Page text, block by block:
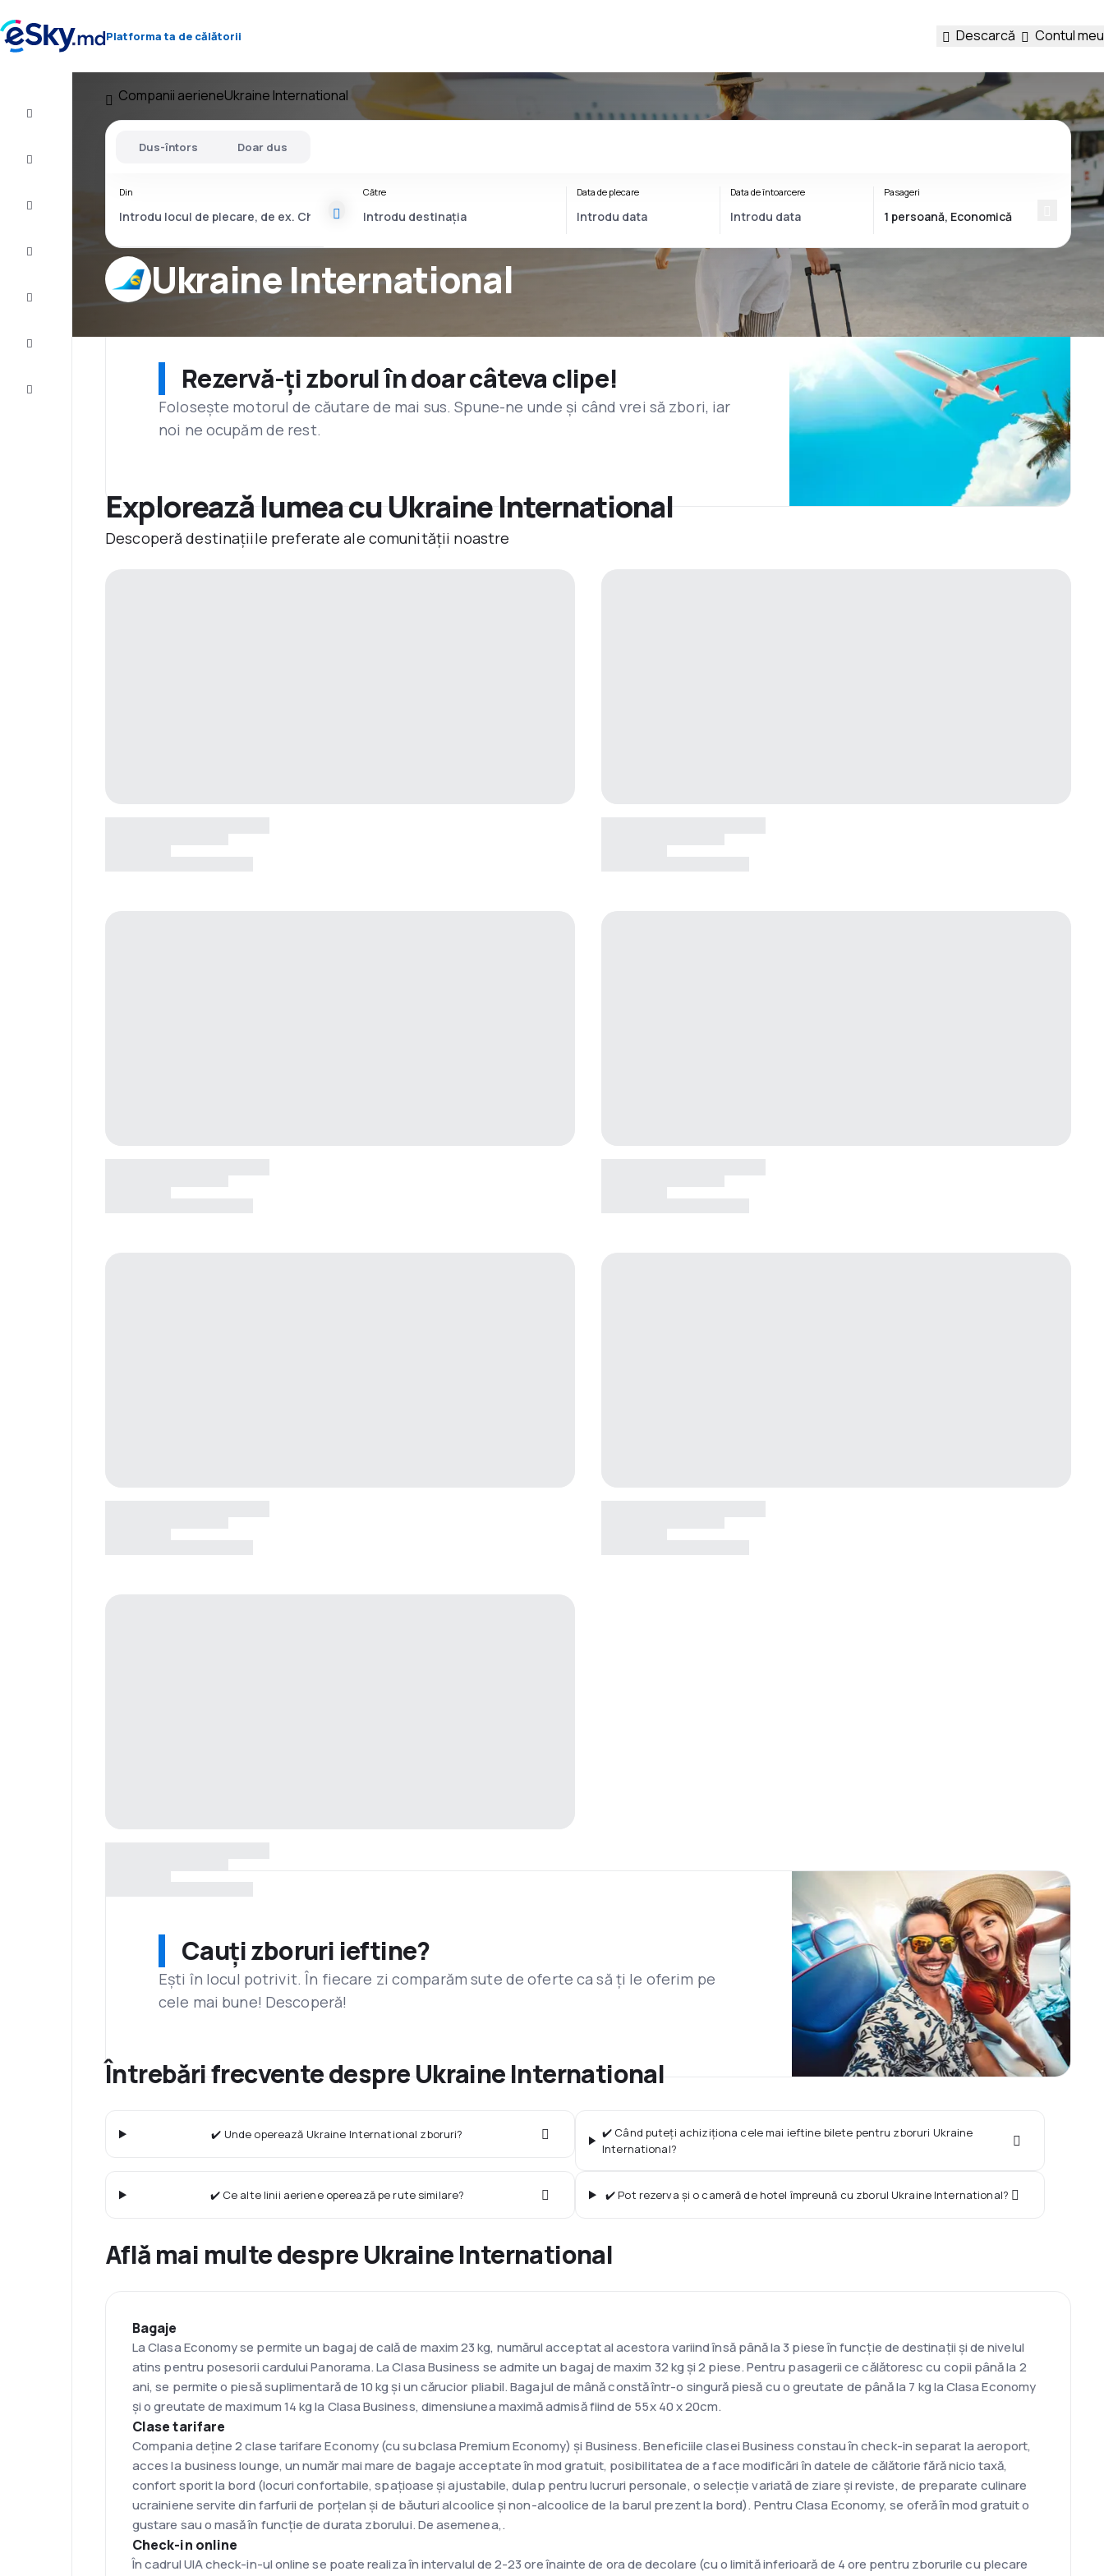
Platforma ta de călătorii Descarcă Contul meu
Inspiraţie şi
Companii aerieneUkraine International
Ukraine International
Dus-întors Doar dus
Din Către Data de plecare Data de întoarcere Pasageri
Rezervă-ți zborul în doar câteva clipe!
Folosește motorul de căutare de mai sus. Spune-ne unde și când vrei să zbori, iar
noi ne ocupăm de rest.
Explorează lumea cu Ukraine International
Descoperă destinațiile preferate ale comunității noastre
Cauți zboruri ieftine?
Ești în locul potrivit. În fiecare zi comparăm sute de oferte ca să ți le oferim pe
cele mai bune! Descoperă!
Întrebări frecvente despre Ukraine International
✔️ Unde operează Ukraine International zboruri?
✔️ Când puteți achiziționa cele mai ieftine bilete pentru zboruri Ukraine
International?
✔️ Ce alte linii aeriene operează pe rute similare? ✔️ Pot rezerva și o cameră de hotel împreună cu zborul Ukraine International?
Află mai multe despre Ukraine International
Bagaje
La Clasa Economy se permite un bagaj de cală de maxim 23 kg, numărul acceptat al acestora variind însă până la 3 piese în funcție de destinații și de nivelul
atins pentru posesorii cardului Panorama. La Clasa Business se admite un bagaj de maxim 32 kg și 2 piese. Pentru pasagerii ce călătoresc cu copii până la 2
ani, se permite o piesă suplimentară de 10 kg și un cărucior pliabil. Bagajul de mână constă într-o singură piesă cu o greutate de până la 7 kg la Clasa Economy
și o greutate de maximum 14 kg la Clasa Business, dimensiunea maximă admisă fiind de 55x 40 x 20cm.
Clase tarifare
Compania deține 2 clase tarifare Economy (cu subclasa Premium Economy) și Business. Beneficiile clasei Business constau în check-in separat la aeroport,
acces la business lounge, un număr mai mare de bagaje acceptate în mod gratuit, posibilitatea de a face modificări în datele de călătorie fără nicio taxă,
confort sporit la bord (locuri confortabile, spațioase și ajustabile, dulap pentru lucruri personale, o selecție variată de ziare și reviste, de preparate culinare
ucrainiene servite din farfurii de porțelan și de băuturi alcoolice și non-alcoolice de la barul prezent la bord). Pentru Clasa Economy, se oferă în mod gratuit o
gustare sau o masă în funcție de durata zborului. De asemenea,.
Check-in online
În cadrul UIA check-in-ul online se poate realiza în intervalul de 2-23 ore înainte de ora de decolare (cu o limită inferioară de 4 ore pentru zborurile cu plecare